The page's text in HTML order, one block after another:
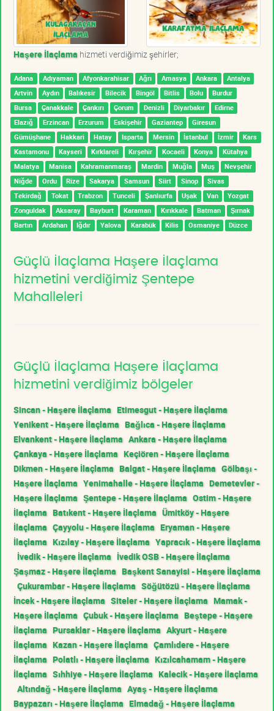
Haşere İlaçlama hizmeti verdiğimiz şehirler;
Adana Adıyaman Afyonkarahisar Ağrı Amasya Ankara
Antalya
Artvin
Aydın Balıkesir Bilecik Bingöl Bitlis Bolu
Burdur
Bursa
Çanakkale Çankırı Çorum Denizli Diyarbakır
Edirne
Elazığ
Erzincan Erzurum Eskişehir Gaziantep
Giresun
Gümüşhane
Hakkari Hatay Isparta Mersin İstanbul İzmir
Kars
Kastamonu
Kayseri Kırklareli Kırşehir Kocaeli Konya
Kütahya
Malatya
Manisa Kahramanmaraş Mardin Muğla Muş
Nevşehir
Niğde
Ordu Rize Sakarya Samsun Siirt Sinop
Sivas
Tekirdağ
Tokat Trabzon Tunceli Şanlıurfa Uşak Van
Yozgat
Zonguldak
Aksaray Bayburt Karaman Kırıkkale Batman
Şırnak
Bartın
Ardahan Iğdır Yalova Karabük Kilis Osmaniye Düzce
Güçlü İlaçlama Haşere İlaçlama
hizmetini verdiğimiz Şentepe
Mahalleleri
Güçlü İlaçlama Haşere İlaçlama
hizmetini verdiğimiz bölgeler
Sincan - Haşere İlaçlama Etimesgut - Haşere İlaçlama
Yenikent - Haşere İlaçlama Bağlıca - Haşere İlaçlama
Elvankent - Haşere İlaçlama Ankara - Haşere İlaçlama
Çankaya - Haşere İlaçlama Keçiören - Haşere İlaçlama
Dikmen - Haşere İlaçlama Balgat - Haşere İlaçlama Gölbaşı -
Haşere İlaçlama Yenimahalle - Haşere İlaçlama Demetevler -
Haşere İlaçlama Şentepe - Haşere İlaçlama Ostim - Haşere
İlaçlama Batıkent - Haşere İlaçlama Ümitköy - Haşere
İlaçlama Çayyolu - Haşere İlaçlama Eryaman - Haşere
İlaçlama Kızılay - Haşere İlaçlama Yapracık - Haşere İlaçlama
İvedik - Haşere İlaçlama İvedik OSB - Haşere İlaçlama
Şaşmaz - Haşere İlaçlama Başkent Sanayisi - Haşere İlaçlama
Çukurambar - Haşere İlaçlama Söğütözü - Haşere İlaçlama
İncek - Haşere İlaçlama Siteler - Haşere İlaçlama Mamak -
Haşere İlaçlama Çubuk - Haşere İlaçlama Beştepe - Haşere
İlaçlama Pursaklar - Haşere İlaçlama Akyurt - Haşere
İlaçlama Kazan - Haşere İlaçlama Çamlıdere - Haşere
İlaçlama Polatlı - Haşere İlaçlama Kızılcahamam - Haşere
İlaçlama Sıhhiye - Haşere İlaçlama Kalecik - Haşere İlaçlama
Altındağ - Haşere İlaçlama Ayaş - Haşere İlaçlama
Baypazarı - Haşere İlaçlama Elmadağ - Haşere İlaçlama